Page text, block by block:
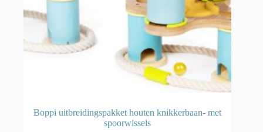
Boppi uitbreidingspakket houten knikkerbaan- met
spoorwissels